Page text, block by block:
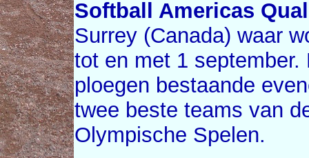
Softball Americas
Surrey (Canada) waar
tot en met 1
ploegen bestaande
twee beste teams van
Olympische Spelen.